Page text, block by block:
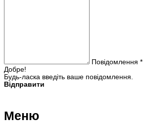
Повідомлення *
Добре!
Будь-ласка введіть ваше повідомлення.
Відправити
Меню